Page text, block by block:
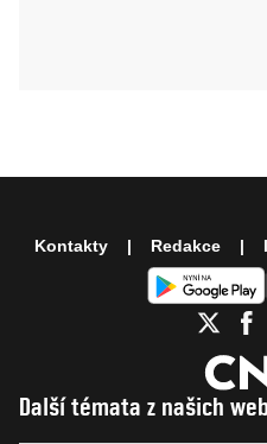
Další témata z našich
Kontakty Redakce